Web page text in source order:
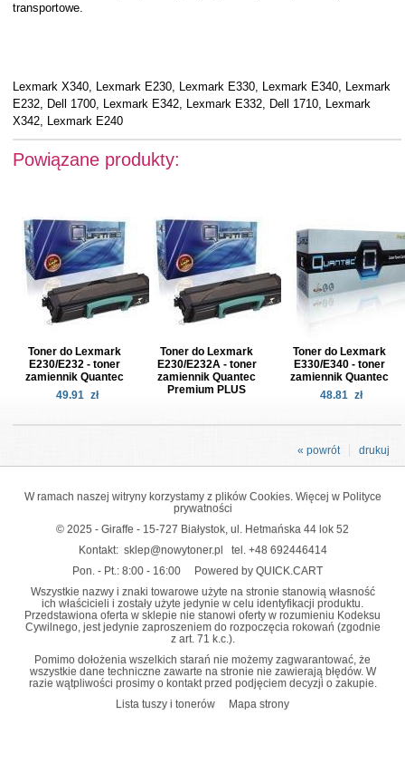
transportowe.
Lexmark X340, Lexmark E230, Lexmark E330, Lexmark E340, Lexmark
E232, Dell 1700, Lexmark E342, Lexmark E332, Dell 1710, Lexmark
X342, Lexmark E240
Powiązane produkty:
Toner do Lexmark
E230/E232 - toner
zamiennik Quantec
49.91 zł
Toner do Lexmark
E230/E232A - toner
zamiennik Quantec
Premium PLUS
Toner do Lexmark
E330/E340 - toner
zamiennik Quantec
48.81 zł
drukuj
« powrót
W ramach naszej witryny korzystamy z plików Cookies. Więcej w Polityce
prywatności
© 2025 - Giraffe - 15-727 Białystok, ul. Hetmańska 44 lok 52
Kontakt: sklep@nowytoner.pl tel. +48 692446414
Pon. - Pt.: 8:00 - 16:00
Powered by QUICK.CART
Wszystkie nazwy i znaki towarowe użyte na stronie stanowią własność
ich właścicieli i zostały użyte jedynie w celu identyfikacji produktu.
Przedstawiona oferta w sklepie nie stanowi oferty w rozumieniu Kodeksu
Cywilnego, jest jedynie zaproszeniem do rozpoczęcia rokowań (zgodnie
z art. 71 k.c.).
Pomimo dołożenia wszelkich starań nie możemy zagwarantować, że
wszystkie dane techniczne zawarte na stronie nie zawierają błędów. W
razie wątpliwości prosimy o kontakt przed podjęciem decyzji o zakupie.
Lista tuszy i tonerów
Mapa strony